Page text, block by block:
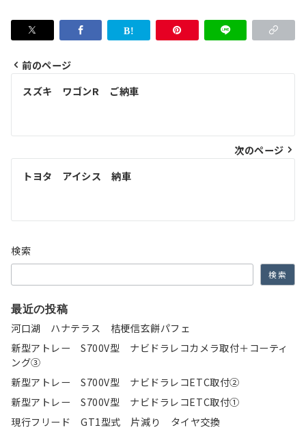
投
ナ
ビ
ゲ
シ
ョ
ン
前のページ
スズキ ワゴンR ご納車
次のページ
トヨタ アイシス 納車
検索
検索
最近の投稿
河口湖 ハナテラス 桔梗信玄餅パフェ
新型アトレー S700V型 ナビドラレコカメラ取付＋コーティ
ング③
新型アトレー S700V型 ナビドラレコETC取付②
新型アトレー S700V型 ナビドラレコETC取付①
現行フリード GT1型式 片減り タイヤ交換